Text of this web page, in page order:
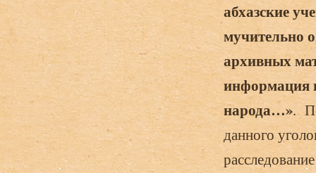
абхазские
мучительно
архивных
информация
народа…».
данного